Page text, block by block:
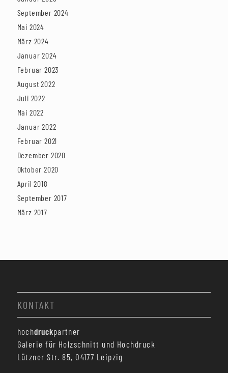
September 2024
Mai 2024
März 2024
Januar 2024
Februar 2023
August 2022
Juli 2022
Mai 2022
Januar 2022
Februar 2021
Dezember 2020
Oktober 2020
April 2018
September 2017
März 2017
KONTAKT
hochdruckpartner
Galerie für Holzschnitt und Hochdruck
Lützner Str. 85, 04177 Leipzig